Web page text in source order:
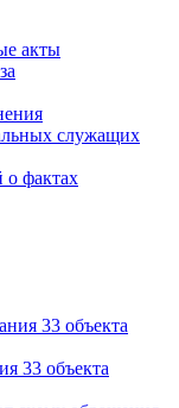
акты
служащих
о фактах
33 объекта